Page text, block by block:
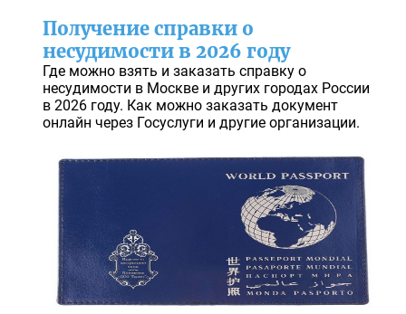
Получение справки о
несудимости в 2026 году
Где можно взять и заказать справку о
несудимости в Москве и других городах России
в 2026 году. Как можно заказать документ
онлайн через Госуслуги и другие организации.